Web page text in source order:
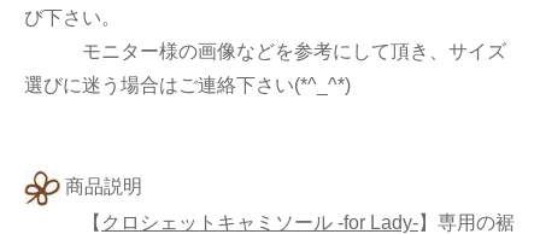
び下さい。
モニター様の画像などを参考にして頂き、サイズ
選びに迷う場合はご連絡下さい(*^_^*)
商品説明
【 クロシェットキャミソール -for Lady-】 専用の裾